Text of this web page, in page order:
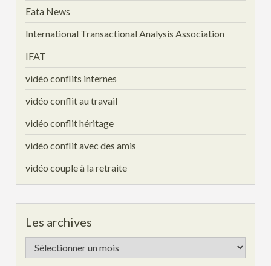
Eata News
International Transactional Analysis Association
IFAT
vidéo conflits internes
vidéo conflit au travail
vidéo conflit héritage
vidéo conflit avec des amis
vidéo couple à la retraite
Les archives
Les
archives